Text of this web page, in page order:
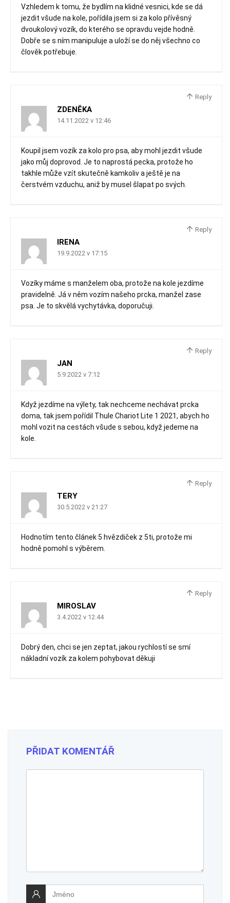
Vzhledem k tomu, že bydlím na klidné vesnici, kde se dá
jezdit všude na kole, pořídila jsem si za kolo přívěsný
dvoukolový vozík, do kterého se opravdu vejde hodně.
Dobře se s ním manipuluje a uloží se do něj všechno co
člověk potřebuje.
Reply
ZDENĚKA
14.11.2022 v 12:46
Koupil jsem vozík za kolo pro psa, aby mohl jezdit všude
jako můj doprovod. Je to naprostá pecka, protože ho
takhle může vzít skutečně kamkoliv a ještě je na
čerstvém vzduchu, aniž by musel šlapat po svých.
Reply
IRENA
19.9.2022 v 17:15
Vozíky máme s manželem oba, protože na kole jezdíme
pravidelně. Já v něm vozím našeho prcka, manžel zase
psa. Je to skvělá vychytávka, doporučuji.
Reply
JAN
5.9.2022 v 7:12
Když jezdíme na výlety, tak nechceme nechávat prcka
doma, tak jsem pořídil Thule Chariot Lite 1 2021, abych ho
mohl vozit na cestách všude s sebou, když jedeme na
kole.
Reply
TERY
30.5.2022 v 21:27
Hodnotím tento článek 5 hvězdiček z 5ti, protože mi
hodně pomohl s výběrem.
Reply
MIROSLAV
3.4.2022 v 12:44
Dobrý den, chci se jen zeptat, jakou rychlostí se smí
nákladní vozík za kolem pohybovat děkuji
PŘIDAT KOMENTÁŘ